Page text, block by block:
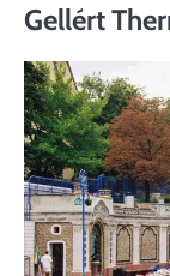
Gellért